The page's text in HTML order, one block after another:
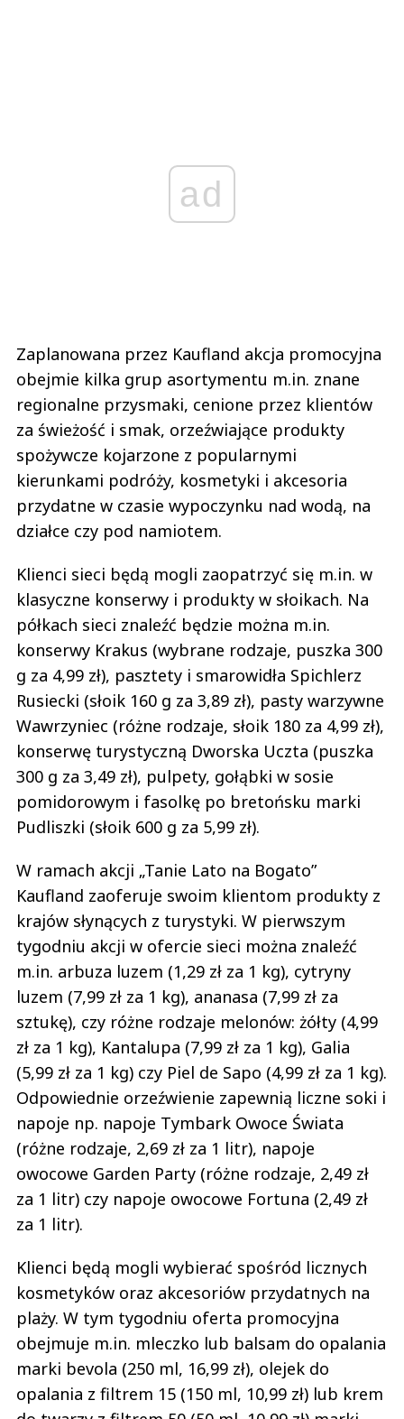
ad
Zaplanowana przez Kaufland akcja promocyjna
obejmie kilka grup asortymentu m.in. znane
regionalne przysmaki, cenione przez klientów
za świeżość i smak, orzeźwiające produkty
spożywcze kojarzone z popularnymi
kierunkami podróży, kosmetyki i akcesoria
przydatne w czasie wypoczynku nad wodą, na
działce czy pod namiotem.
Klienci sieci będą mogli zaopatrzyć się m.in. w
klasyczne konserwy i produkty w słoikach. Na
półkach sieci znaleźć będzie można m.in.
konserwy Krakus (wybrane rodzaje, puszka 300
g za 4,99 zł), pasztety i smarowidła Spichlerz
Rusiecki (słoik 160 g za 3,89 zł), pasty warzywne
Wawrzyniec (różne rodzaje, słoik 180 za 4,99 zł),
konserwę turystyczną Dworska Uczta (puszka
300 g za 3,49 zł), pulpety, gołąbki w sosie
pomidorowym i fasolkę po bretońsku marki
Pudliszki (słoik 600 g za 5,99 zł).
W ramach akcji „Tanie Lato na Bogato”
Kaufland zaoferuje swoim klientom produkty z
krajów słynących z turystyki. W pierwszym
tygodniu akcji w ofercie sieci można znaleźć
m.in. arbuza luzem (1,29 zł za 1 kg), cytryny
luzem (7,99 zł za 1 kg), ananasa (7,99 zł za
sztukę), czy różne rodzaje melonów: żółty (4,99
zł za 1 kg), Kantalupa (7,99 zł za 1 kg), Galia
(5,99 zł za 1 kg) czy Piel de Sapo (4,99 zł za 1 kg).
Odpowiednie orzeźwienie zapewnią liczne soki i
napoje np. napoje Tymbark Owoce Świata
(różne rodzaje, 2,69 zł za 1 litr), napoje
owocowe Garden Party (różne rodzaje, 2,49 zł
za 1 litr) czy napoje owocowe Fortuna (2,49 zł
za 1 litr).
Klienci będą mogli wybierać spośród licznych
kosmetyków oraz akcesoriów przydatnych na
plaży. W tym tygodniu oferta promocyjna
obejmuje m.in. mleczko lub balsam do opalania
marki bevola (250 ml, 16,99 zł), olejek do
opalania z filtrem 15 (150 ml, 10,99 zł) lub krem